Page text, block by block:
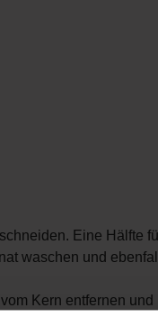
Eine Hälfte
waschen und
Kern entfernen